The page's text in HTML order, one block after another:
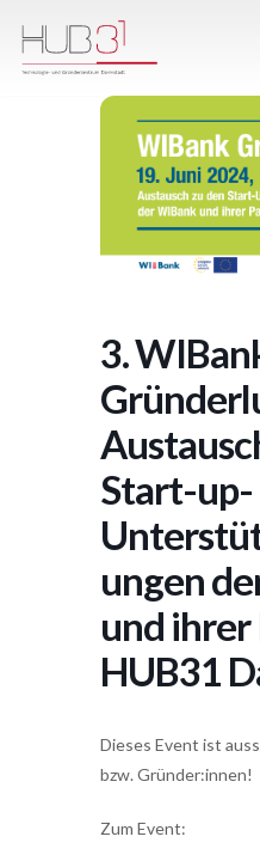
Zum
3.
Start-up-
ungen
und
HUB31
Dieses Event ist
bzw. Gründer:innen!
Zum Event: